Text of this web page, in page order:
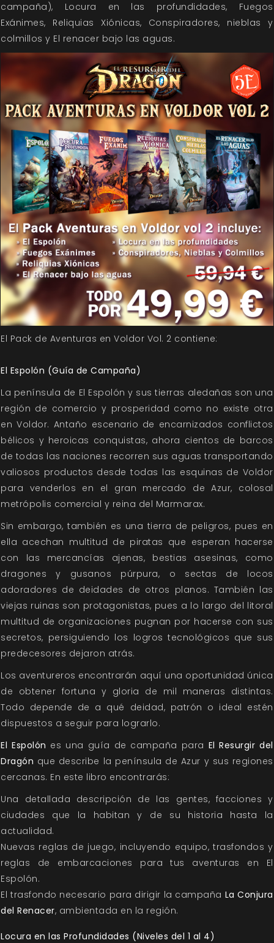
campaña), Locura en las profundidades, Fuegos
Exánimes, Reliquias Xiónicas, Conspiradores, nieblas y
colmillos y El renacer bajo las aguas.
El Pack de Aventuras en Voldor Vol. 2 contiene:
El Espolón (Guía de Campaña)
La península de El Espolón y sus tierras aledañas son una
región de comercio y prosperidad como no existe otra
en Voldor. Antaño escenario de encarnizados conflictos
bélicos y heroicas conquistas, ahora cientos de barcos
de todas las naciones recorren sus aguas transportando
valiosos productos desde todas las esquinas de Voldor
para venderlos en el gran mercado de Azur, colosal
metrópolis comercial y reina del Marmarax.
Sin embargo, también es una tierra de peligros, pues en
ella acechan multitud de piratas que esperan hacerse
con las mercancías ajenas, bestias asesinas, como
dragones y gusanos púrpura, o sectas de locos
adoradores de deidades de otros planos. También las
viejas ruinas son protagonistas, pues a lo largo del litoral
multitud de organizaciones pugnan por hacerse con sus
secretos, persiguiendo los logros tecnológicos que sus
predecesores dejaron atrás.
Los aventureros encontrarán aquí una oportunidad única
de obtener fortuna y gloria de mil maneras distintas.
Todo depende de a qué deidad, patrón o ideal estén
dispuestos a seguir para lograrlo.
El Espolón es una guía de campaña para El Resurgir del
Dragón que describe la península de Azur y sus regiones
cercanas. En este libro encontrarás:
Una detallada descripción de las gentes, facciones y
ciudades que la habitan y de su historia hasta la
actualidad.
Nuevas reglas de juego, incluyendo equipo, trasfondos y
reglas de embarcaciones para tus aventuras en El
Espolón.
El trasfondo necesario para dirigir la campaña La Conjura
del Renacer, ambientada en la región.
Locura en las Profundidades (Niveles del 1 al 4)